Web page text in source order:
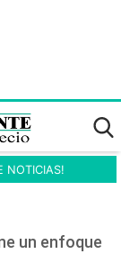
NOTICIAS!
un enfoque